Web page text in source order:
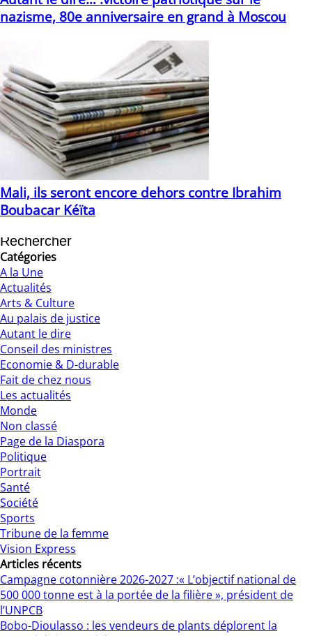
nazisme, 80e anniversaire en grand à Moscou
Mali, ils seront encore dehors contre Ibrahim
Boubacar Kéïta
Catégories
A la Une
Actualités
Arts & Culture
Au palais de justice
Autant le dire
Conseil des ministres
Economie & D-durable
Fait de chez nous
Les actualités
Monde
Non classé
Page de la Diaspora
Politique
Portrait
Santé
Société
Sports
Tribune de la femme
Vision Express
Articles récents
Campagne cotonnière 2026-2027 :« L’objectif national de
500 000 tonne est à la portée de la filière », président de
l’UNPCB
Bobo-Dioulasso : les vendeurs de plants déplorent la